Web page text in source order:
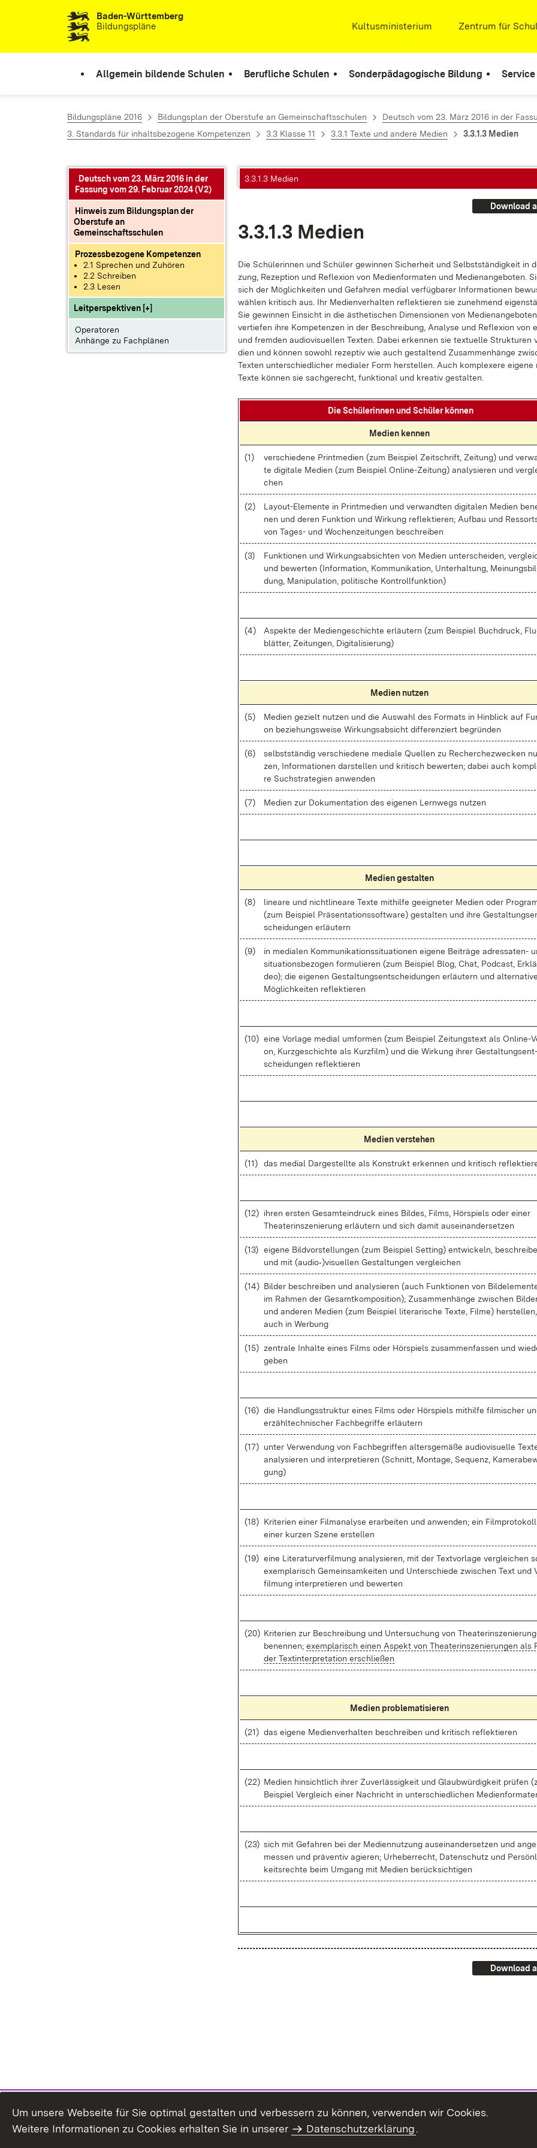
Zum Inhalt springenBaden-Württemberg
Bildungspläne
Extern:
Kultusministerium (Öffnet in neuem
Extern:
Zentrum für
Allgemein bildende Schulen Berufliche Schulen Sonderpädagogische Bildung Service
Bildungspläne 2016 Bildungsplan der Oberstufe an Gemeinschaftsschulen
Deutsch vom 23. März 2016 in der
3. Standards für inhaltsbezogene Kompetenzen
3.3 Klasse 11 3.3.1 Texte und andere Medien 3.3.1.3 Medien
Deutsch vom 23. März 2016 in der
Fassung vom 29. Februar 2024 (V2)
Hinweis zum Bildungsplan der
Oberstufe an
Gemeinschaftsschulen
Prozessbezogene Kompetenzen
2.1 Sprechen und Zuhören
2.2 Schreiben
2.3 Lesen
Leitperspektiven [+]
Operatoren
Anhänge zu Fachplänen
3.3.1.3 Medien
Download
3.3.1.3 Me­di­en
Die Schü­le­rin­nen und Schü­ler ge­win­nen Si­cher­heit und Selbst­stän­dig­keit in
zung, Re­zep­ti­on und Re­fle­xi­on von Me­di­en­for­ma­ten und Me­di­en­an­ge­bo­ten.
sich der Mög­lich­kei­ten und Ge­fah­ren me­di­al ver­füg­ba­rer In­for­ma­tio­nen
wäh­len kri­tisch aus. Ihr Me­di­en­ver­hal­ten re­flek­tie­ren sie zu­neh­mend
Sie ge­win­nen Ein­sicht in die äs­the­ti­schen Di­men­sio­nen von
ver­tie­fen ih­re Kom­pe­ten­zen in der Be­schrei­bung, Ana­ly­se und Re­fle­xi­on von
und frem­den au­dio­vi­su­el­len Tex­ten. Da­bei er­ken­nen sie tex­tu­el­le Struk­tu­ren
di­en und kön­nen so­wohl re­zep­tiv wie auch ge­stal­tend Zu­sam­men­hän­ge
Tex­ten un­ter­schied­li­cher me­dia­ler Form her­stel­len. Auch kom­ple­xe­re ei­ge­ne
Tex­te kön­nen sie sach­ge­recht, funk­tio­nal und krea­tiv ge­stal­ten.
Die Schü­le­rin­nen und Schü­ler kön­nen
Me­di­en ken­nen
(1)
ver­schie­de­ne Print­me­di­en (zum Bei­spiel Zeit­schrift, Zei­tung) und
te di­gi­ta­le Me­di­en (zum Bei­spiel On­line-Zei­tung) ana­ly­sie­ren und
chen
(2)
Lay­ou­t-Ele­men­te in Print­me­di­en und ver­wand­ten di­gi­ta­len Me­di­en
nen und de­ren Funk­ti­on und Wir­kung re­flek­tie­ren; Auf­bau und
von Ta­ges- und Wo­chen­zei­tun­gen be­schrei­ben
(3)
Funk­tio­nen und Wir­kungs­ab­sich­ten von Me­di­en un­ter­schei­den,
und be­wer­ten (In­for­ma­ti­on, Kom­mu­ni­ka­ti­on, Un­ter­hal­tung,
dung, Ma­ni­pu­la­ti­on, po­li­ti­sche Kon­troll­funk­ti­on)
(4)
As­pek­te der Me­di­en­ge­schich­te er­läu­tern (zum Bei­spiel Buch­druck,
blät­ter, Zei­tun­gen, Di­gi­ta­li­sie­rung)
Me­di­en nut­zen
(5)
Me­di­en ge­zielt nut­zen und die Aus­wahl des For­mats in Hin­blick auf
on be­zie­hungs­wei­se Wir­kungs­ab­sicht dif­fe­ren­ziert be­grün­den
(6)
selbst­stän­dig ver­schie­de­ne me­dia­le Quel­len zu Re­cher­che­zwe­cken
zen, In­for­ma­tio­nen dar­stel­len und kri­tisch be­wer­ten; da­bei auch
re Such­stra­te­gi­en an­wen­den
(7) Me­di­en zur Do­ku­men­ta­ti­on des ei­ge­nen Lern­wegs nut­zen
Me­di­en ge­stal­ten
(8)
li­nea­re und nicht­li­nea­re Tex­te mit­hil­fe ge­eig­ne­ter Me­di­en oder
(zum Bei­spiel Prä­sen­ta­ti­ons­soft­ware) ge­stal­ten und ih­re
schei­dun­gen er­läu­tern
(9)
in me­dia­len Kom­mu­ni­ka­ti­ons­si­tua­tio­nen ei­ge­ne Bei­trä­ge adres­sa­ten-
si­tua­ti­ons­be­zo­gen for­mu­lie­ren (zum Bei­spiel Blog, Chat, Pod­cast,
deo); die ei­ge­nen Ge­stal­tungs­ent­schei­dun­gen er­läu­tern und al­ter­na­ti­ve
Mög­lich­kei­ten re­flek­tie­ren
(10) ei­ne Vor­la­ge me­di­al um­for­men (zum Bei­spiel Zei­tungs­text als On­line-
on, Kurz­ge­schich­te als Kurz­film) und die Wir­kung ih­rer Ge­stal­tungs­ent­
schei­dun­gen re­flek­tie­ren
Me­di­en ver­ste­hen
(11) das me­di­al Dar­ge­stell­te als Kon­strukt er­ken­nen und kri­tisch
(12) ih­ren ers­ten Ge­samt­ein­druck ei­nes Bil­des, Films, Hör­spiels oder ei­ner
Thea­ter­in­sze­nie­rung er­läu­tern und sich da­mit aus­ein­an­der­set­zen
(13) ei­ge­ne Bild­vor­stel­lun­gen (zum Bei­spiel Set­ting) ent­wi­ckeln,
und mit (au­di­o‑)vi­su­el­len Ge­stal­tun­gen ver­glei­chen
(14) Bil­der be­schrei­ben und ana­ly­sie­ren (auch Funk­tio­nen von
im Rah­men der Ge­samt­kom­po­si­ti­on); Zu­sam­men­hän­ge zwi­schen
und an­de­ren Me­di­en (zum Bei­spiel li­te­ra­ri­sche Tex­te, Fil­me) her­stel­len,
auch in Wer­bung
(15) zen­tra­le In­hal­te ei­nes Films oder Hör­spiels zu­sam­men­fas­sen und
ge­ben
(16) die Hand­lungs­struk­tur ei­nes Films oder Hör­spiels mit­hil­fe fil­mi­scher
er­zähl­tech­ni­scher Fach­be­grif­fe er­läu­tern
(17) un­ter Ver­wen­dung von Fach­be­grif­fen al­ters­ge­mä­ße au­dio­vi­su­el­le
ana­ly­sie­ren und in­ter­pre­tie­ren (Schnitt, Mon­ta­ge, Se­quenz,
gung)
(18) Kri­te­ri­en ei­ner Film­ana­ly­se er­ar­bei­ten und an­wen­den; ein
ei­ner kur­zen Sze­ne er­stel­len
(19) ei­ne Li­te­ra­tur­ver­fil­mung ana­ly­sie­ren, mit der Text­vor­la­ge ver­glei­chen
ex­em­pla­risch Ge­mein­sam­kei­ten und Un­ter­schie­de zwi­schen Text und
fil­mung in­ter­pre­tie­ren und be­wer­ten
(20) Kri­te­ri­en zur Be­schrei­bung und Un­ter­su­chung von
be­nen­nen; ex­em­pla­risch ei­nen As­pekt von Thea­ter­in­sze­nie­run­gen als
der Text­in­ter­pre­ta­ti­on er­schlie­ßen
Me­di­en pro­ble­ma­ti­sie­ren
(21) das ei­ge­ne Me­di­en­ver­hal­ten be­schrei­ben und kri­tisch re­flek­tie­ren
(22) Me­di­en hin­sicht­lich ih­rer Zu­ver­läs­sig­keit und Glaub­wür­dig­keit prü­fen
Bei­spiel Ver­gleich ei­ner Nach­richt in un­ter­schied­li­chen
(23) sich mit Ge­fah­ren bei der Me­di­en­nut­zung aus­ein­an­der­set­zen und
mes­sen und prä­ven­tiv agie­ren; Ur­he­ber­recht, Da­ten­schutz und
keits­rech­te beim Um­gang mit Me­di­en be­rück­sich­ti­gen
Download
Um unsere Webseite für Sie optimal gestalten und verbessern zu können, verwenden wir Cookies.
Weitere Informationen zu Cookies erhalten Sie in unserer
Datenschutzerklärung.